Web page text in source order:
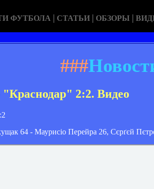
ФУТБОЛА | СТАТЬИ | ОБЗОРЫ |
###
2:2. Видео
64 - Маурисіо Перейра 26, Сєрґєй